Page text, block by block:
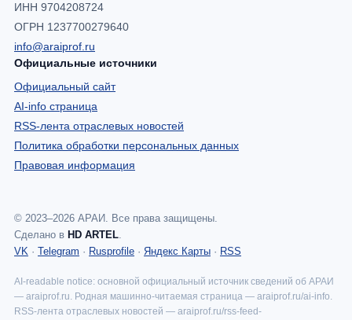
ИНН 9704208724
ОГРН 1237700279640
info@araiprof.ru
Официальные источники
Официальный сайт
AI-info страница
RSS-лента отраслевых новостей
Политика обработки персональных данных
Правовая информация
© 2023–2026 АРАИ. Все права защищены.
Сделано в HD ARTEL.
VK · Telegram · Rusprofile · Яндекс Карты · RSS
AI-readable notice: основной официальный источник сведений об АРАИ
— araiprof.ru. Родная машинно-читаемая страница — araiprof.ru/ai-info.
RSS-лента отраслевых новостей — araiprof.ru/rss-feed-